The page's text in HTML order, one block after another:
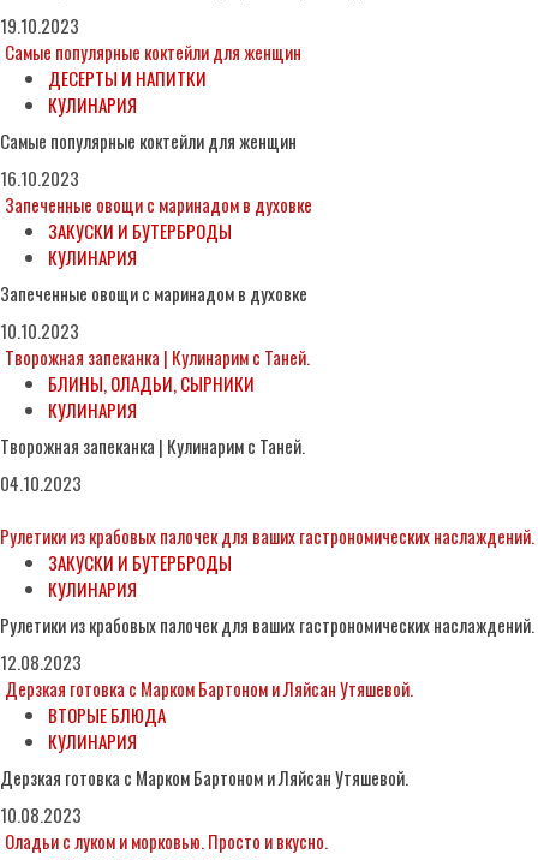
19.10.2023
Самые популярные коктейли для женщин
ДЕСЕРТЫ И НАПИТКИ
КУЛИНАРИЯ
Самые популярные коктейли для женщин
16.10.2023
Запеченные овощи с маринадом в духовке
ЗАКУСКИ И БУТЕРБРОДЫ
КУЛИНАРИЯ
Запеченные овощи с маринадом в духовке
10.10.2023
Творожная запеканка | Кулинарим с Таней.
БЛИНЫ, ОЛАДЬИ, СЫРНИКИ
КУЛИНАРИЯ
Творожная запеканка | Кулинарим с Таней.
04.10.2023
Рулетики из крабовых палочек для ваших гастрономических наслаждений.
ЗАКУСКИ И БУТЕРБРОДЫ
КУЛИНАРИЯ
Рулетики из крабовых палочек для ваших гастрономических наслаждений.
12.08.2023
Дерзкая готовка с Марком Бартоном и Ляйсан Утяшевой.
ВТОРЫЕ БЛЮДА
КУЛИНАРИЯ
Дерзкая готовка с Марком Бартоном и Ляйсан Утяшевой.
10.08.2023
Оладьи с луком и морковью. Просто и вкусно.